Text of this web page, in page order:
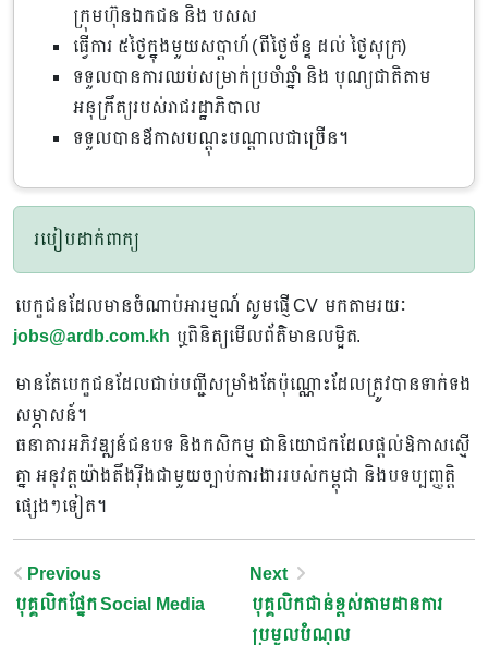
ក្រុមហ៊ុនឯកជន និង បសស
ធ្វើការ ៥ថ្ងៃក្នុងមួយសប្ដាហ៍ (ពីថ្ងៃច័ន្ទ ដល់ ថ្ងៃសុក្រ)
ទទួលបានការឈប់សម្រាក់ប្រចាំឆ្នាំ និង បុណ្យជាតិតាម
អនុក្រឹត្យរបស់រាជរដ្ឋាភិបាល
ទទួលបានឳកាសបណ្តុះបណ្តាលជាច្រើន។
របៀបដាក់ពាក្យ
បេក្ខជនដែលមានចំណាប់អារម្មណ៍ សូមផ្ញើ CV មកតាមរយៈ
jobs@ardb.com.kh ឬពិនិត្យមើលព័ត៌មានលម្អិត.
មានតែបេក្ខជនដែលជាប់បញ្ជីសម្រាំងតែប៉ុណ្ណោះដែលត្រូវបានទាក់ទង
សម្ភាសន៍។
ធនាគារអភិវឌ្ឍន៍ជនបទ និងកសិកម្ម ជានិយោជកដែលផ្តល់ឱកាសស្មើ
គ្នា អនុវត្តយ៉ាងតឹងរ៉ឹងជាមួយច្បាប់ការងាររបស់កម្ពុជា និងបទប្បញ្ញត្តិ
ផ្សេងៗទៀត។
Post
Navigation
Previous
បុគ្គលិកផ្នែក Social Media
Next
បុគ្គលិកជាន់ខ្ពស់តាមដានការ
ប្រមូលបំណុល